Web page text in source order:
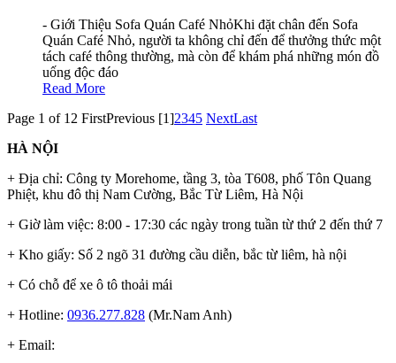
- Giới Thiệu Sofa Quán Café NhỏKhi đặt chân đến Sofa
Quán Café Nhỏ, người ta không chỉ đến để thưởng thức một
tách café thông thường, mà còn để khám phá những món đồ
uống độc đáo
Read More
Page 1 of 12 FirstPrevious [1]2345 NextLast
HÀ NỘI
+ Địa chỉ: Công ty Morehome, tầng 3, tòa T608, phố Tôn Quang
Phiệt, khu đô thị Nam Cường, Bắc Từ Liêm, Hà Nội
+ Giờ làm việc: 8:00 - 17:30 các ngày trong tuần từ thứ 2 đến thứ 7
+ Kho giấy: Số 2 ngõ 31 đường cầu diễn, bắc từ liêm, hà nội
+ Có chỗ để xe ô tô thoải mái
+ Hotline: 0936.277.828 (Mr.Nam Anh)
+ Email: